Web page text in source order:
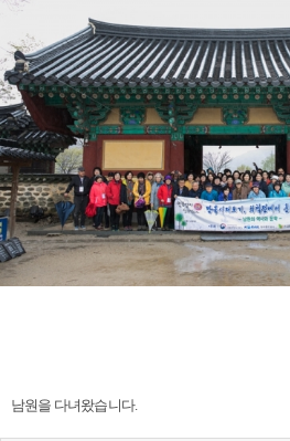
남원을 다녀왔습니다.